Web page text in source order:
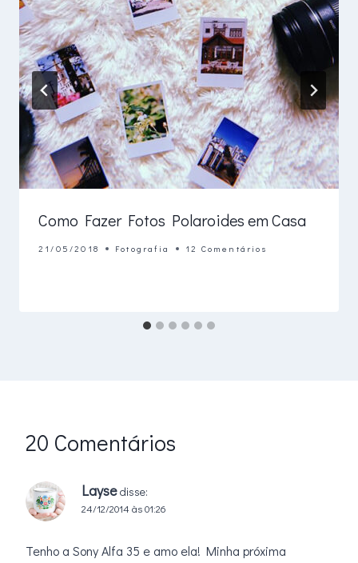
Como Fazer Fotos Polaroides em Casa
21/05/2018 Fotografia 12 Comentários
20 Comentários
Layse disse:
24/12/2014 às 01:26
Tenho a Sony Alfa 35 e amo ela! Minha próxima